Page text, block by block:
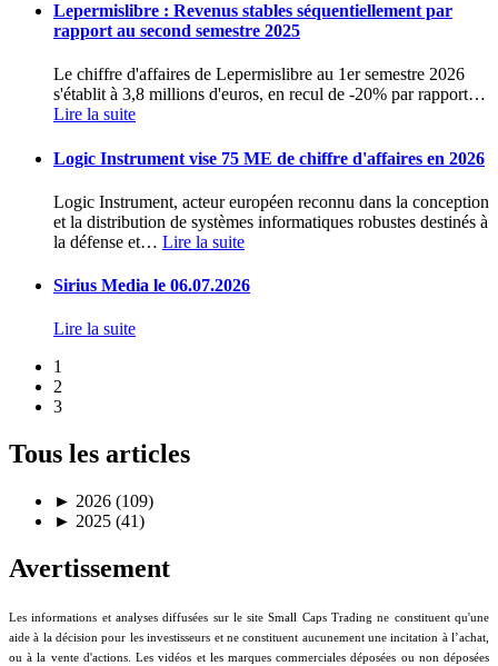
Lepermislibre : Revenus stables séquentiellement par
rapport au second semestre 2025
Le chiffre d'affaires de Lepermislibre au 1er semestre 2026
s'établit à 3,8 millions d'euros, en recul de -20% par rapport…
Lire la suite
Logic Instrument vise 75 ME de chiffre d'affaires en 2026
Logic Instrument, acteur européen reconnu dans la conception
et la distribution de systèmes informatiques robustes destinés à
la défense et… Lire la suite
Sirius Media le 06.07.2026
Lire la suite
1
2
3
Tous les articles
► 2026 (109)
► 2025 (41)
Avertissement
Les informations et analyses diffusées sur le site Small Caps Trading ne constituent qu'une
aide à la décision pour les investisseurs et ne constituent aucunement une incitation à l’achat,
ou à la vente d'actions. Les vidéos et les marques commerciales déposées ou non déposées